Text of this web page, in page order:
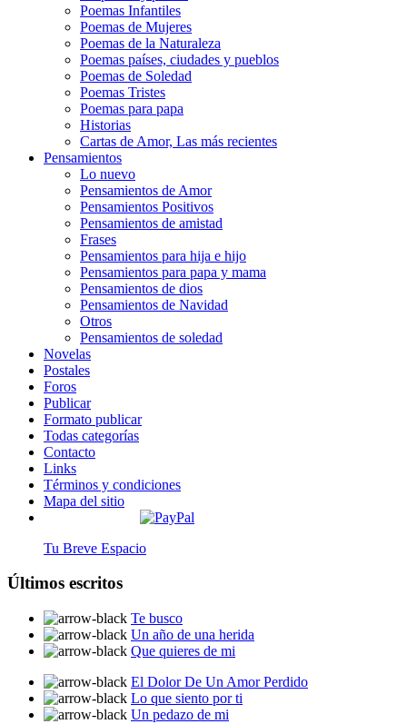
Poemas Infantiles
Poemas de Mujeres
Poemas de la Naturaleza
Poemas países, ciudades y pueblos
Poemas de Soledad
Poemas Tristes
Poemas para papa
Historias
Cartas de Amor, Las más recientes
Pensamientos
Lo nuevo
Pensamientos de Amor
Pensamientos Positivos
Pensamientos de amistad
Frases
Pensamientos para hija e hijo
Pensamientos para papa y mama
Pensamientos de dios
Pensamientos de Navidad
Otros
Pensamientos de soledad
Novelas
Postales
Foros
Publicar
Formato publicar
Todas categorías
Contacto
Links
Términos y condiciones
Mapa del sitio
Tu Breve Espacio
Últimos escritos
Te busco
Un año de una herida
Que quieres de mi
El Dolor De Un Amor Perdido
Lo que siento por ti
Un pedazo de mi